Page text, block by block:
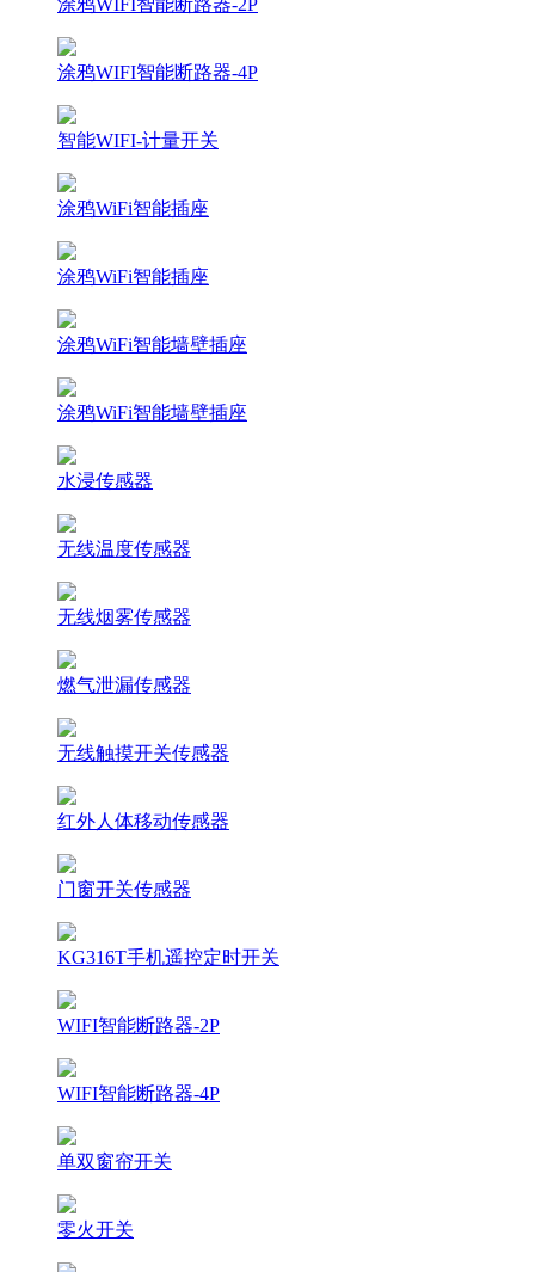
涂鸦WIFI智能断路器-4P
智能WIFI-计量开关
涂鸦WiFi智能插座
涂鸦WiFi智能插座
涂鸦WiFi智能墙壁插座
涂鸦WiFi智能墙壁插座
水浸传感器
无线温度传感器
无线烟雾传感器
燃气泄漏传感器
无线触摸开关传感器
红外人体移动传感器
门窗开关传感器
KG316T手机遥控定时开关
WIFI智能断路器-2P
WIFI智能断路器-4P
单双窗帘开关
零火开关